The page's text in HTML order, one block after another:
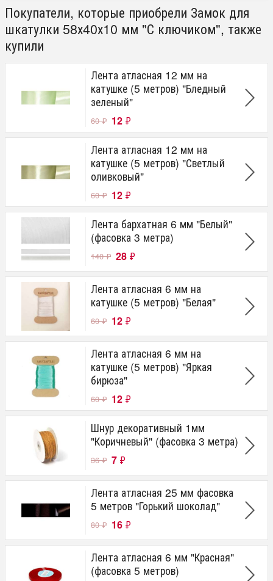
Покупатели, которые приобрели Замок для
шкатулки 58х40х10 мм "С ключиком", также
купили
Лента атласная 12 мм на
катушке (5 метров) "Бледный
зеленый"
60₽ 12 ₽
Лента атласная 12 мм на
катушке (5 метров) "Светлый
оливковый"
60₽ 12 ₽
Лента бархатная 6 мм "Белый"
(фасовка 3 метра)
140₽ 28 ₽
Лента атласная 6 мм на
катушке (5 метров) "Белая"
60₽ 12 ₽
Лента атласная 6 мм на
катушке (5 метров) "Яркая
бирюза"
60₽ 12 ₽
Шнур декоративный 1мм
"Коричневый" (фасовка 3 метра)
36₽ 7 ₽
Лента атласная 25 мм фасовка
5 метров "Горький шоколад"
80₽ 16 ₽
Лента атласная 6 мм "Красная"
(фасовка 5 метров)